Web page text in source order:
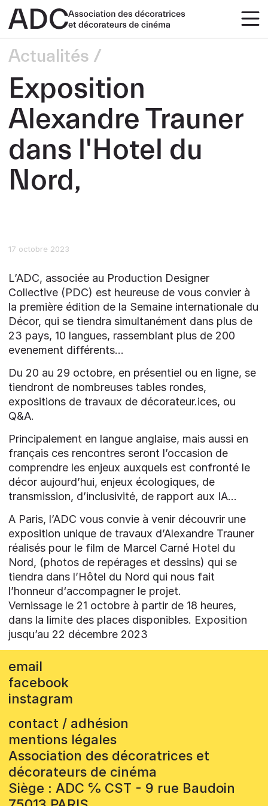
Actualités
Exposition
Alexandre Trauner
dans l'Hotel du
Nord,
17 octobre 2023
L’ADC, associée au Production Designer
Collective (PDC) est heureuse de vous convier à
la première édition de la Semaine internationale du
Décor, qui se tiendra simultanément dans plus de
23 pays, 10 langues, rassemblant plus de 200
evenement différents…
Du 20 au 29 octobre, en présentiel ou en ligne, se
tiendront de nombreuses tables rondes,
expositions de travaux de décorateur.ices, ou
Q&A.
Principalement en langue anglaise, mais aussi en
français ces rencontres seront l’occasion de
comprendre les enjeux auxquels est confronté le
décor aujourd’hui, enjeux écologiques, de
transmission, d’inclusivité, de rapport aux IA…
A Paris, l’ADC vous convie à venir découvrir une
exposition unique de travaux d’Alexandre Trauner
réalisés pour le film de Marcel Carné Hotel du
Nord, (photos de repérages et dessins) qui se
tiendra dans l’Hôtel du Nord qui nous fait
l’honneur d‘accompagner le projet.
Vernissage le 21 octobre à partir de 18 heures,
dans la limite des places disponibles. Exposition
jusqu’au 22 décembre 2023
email
facebook
instagram
contact / adhésion
mentions légales
Association des décoratrices et
décorateurs de cinéma
Siège : ADC ℅ CST - 9 rue Baudoin